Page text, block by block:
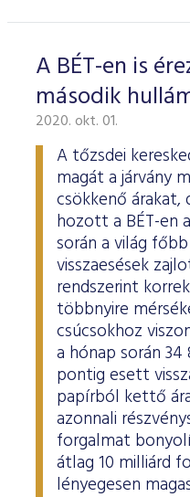
A BÉT-en is
második
2020. okt. 01.
A tőzsdei
magát a járvány
csökkenő
hozott a BÉT-en
során a világ
visszaesések
rendszerint
többnyire
csúcsokhoz
a hónap során
pontig esett
papírból kettő
azonnali
forgalmat
átlag 10 milliárd
lényegesen